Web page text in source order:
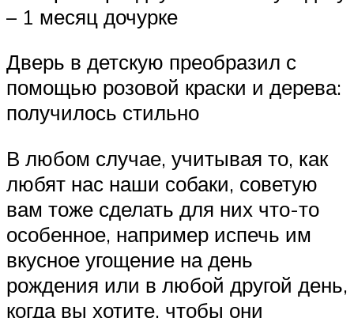
– 1 месяц дочурке
Дверь в детскую преобразил с
помощью розовой краски и дерева:
получилось стильно
В любом случае, учитывая то, как
любят нас наши собаки, советую
вам тоже сделать для них что-то
особенное, например испечь им
вкусное угощение на день
рождения или в любой другой день,
когда вы хотите, чтобы они